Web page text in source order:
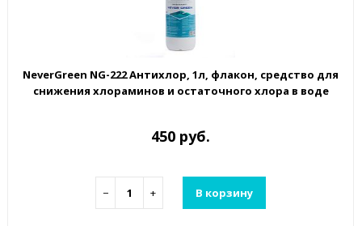
NeverGreen NG-222 Антихлор, 1л, флакон, средство для
снижения хлораминов и остаточного хлора в воде
450 руб.
− + В корзину